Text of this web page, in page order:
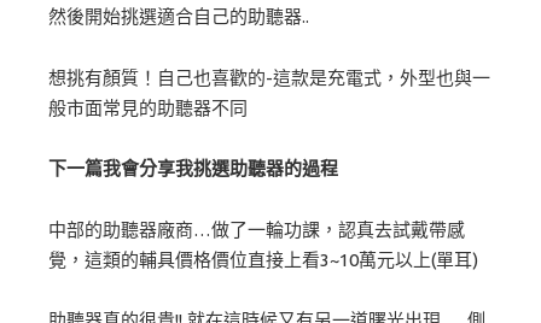
然後開始挑選適合自己的助聽器..
想挑有顏質！自己也喜歡的-這款是充電式，外型也與一
般市面常見的助聽器不同
下一篇我會分享我挑選助聽器的過程
中部的助聽器廠商…做了一輪功課，認真去試戴帶感
覺，這類的輔具價格價位直接上看3~10萬元以上(單耳)